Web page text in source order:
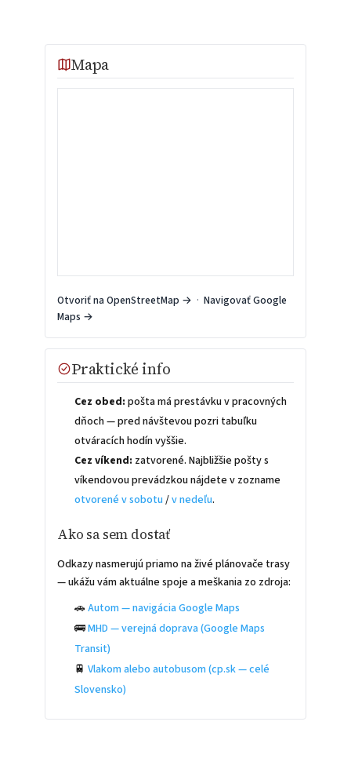
Mapa
Otvoriť na OpenStreetMap → · Navigovať Google
Maps →
Praktické info
Cez obed: pošta má prestávku v pracovných
dňoch — pred návštevou pozri tabuľku
otváracích hodín vyššie.
Cez víkend: zatvorené. Najbližšie pošty s
víkendovou prevádzkou nájdete v zozname
otvorené v sobotu /v nedeľu.
Ako sa sem dostať
Odkazy nasmerujú priamo na živé plánovače trasy
— ukážu vám aktuálne spoje a meškania zo zdroja:
🚗Autom — navigácia Google Maps
🚌MHD — verejná doprava (Google Maps
Transit)
🚆Vlakom alebo autobusom (cp.sk — celé
Slovensko)